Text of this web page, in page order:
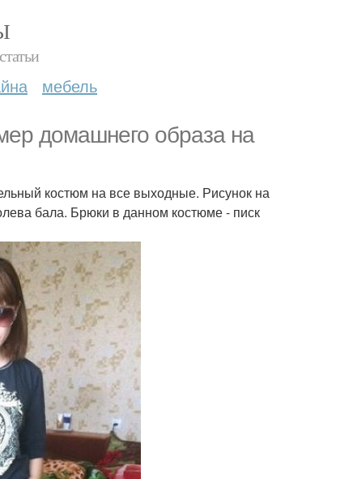
мебель
домашнего образа на
костюм на все выходные. Рисунок на
бала. Брюки в данном костюме - писк